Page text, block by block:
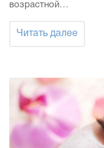
возрастной…
Читать далее